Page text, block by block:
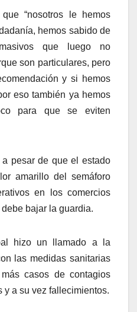
“nosotros le hemos
hemos sabido de
que luego no
son particulares, pero
y si hemos
eso también ya hemos
para que se eviten
pesar de que el estado
amarillo del semáforo
en los comercios
bajar la guardia.
hizo un llamado a la
las medidas sanitarias
casos de contagios
y a su vez fallecimientos.